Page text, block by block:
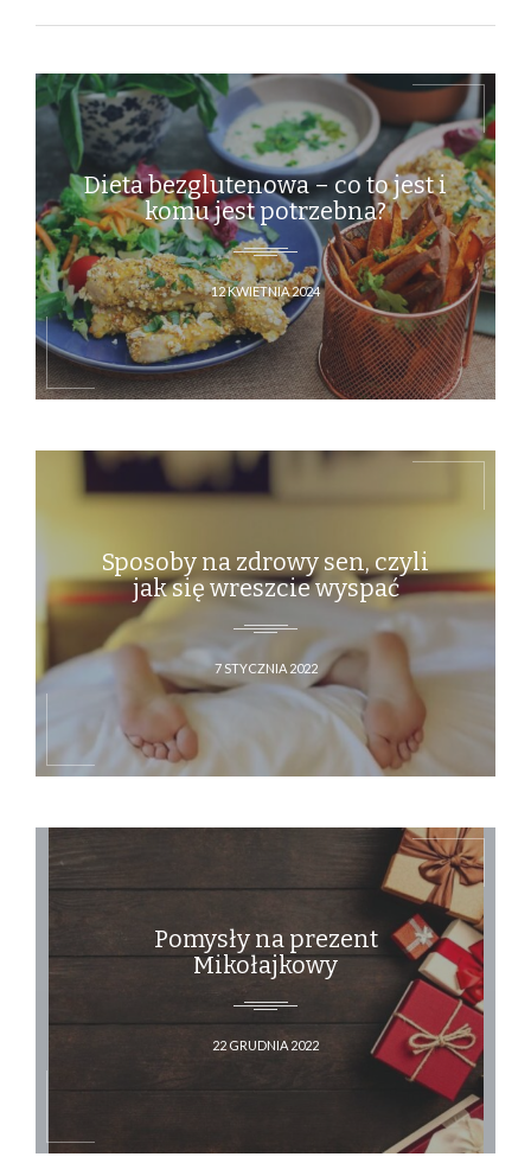
Dieta bezglutenowa – co to jest i
komu jest potrzebna?
12 KWIETNIA 2024
Sposoby na zdrowy sen, czyli
jak się wreszcie wyspać
7 STYCZNIA 2022
Pomysły na prezent
Mikołajkowy
22 GRUDNIA 2022